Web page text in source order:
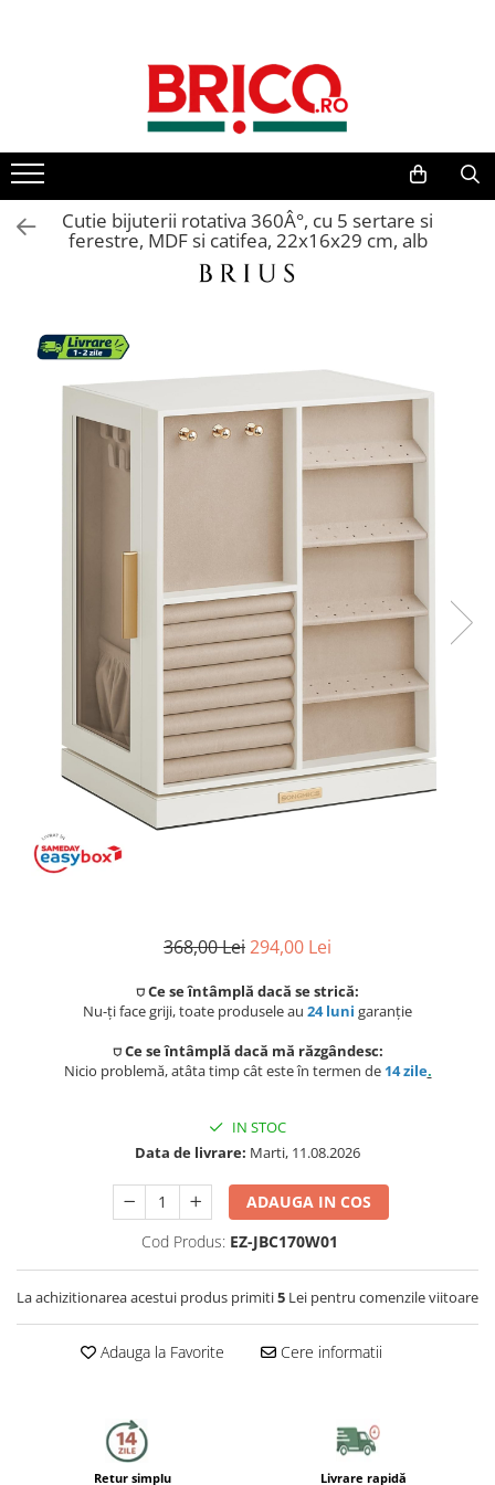
Toate Produsele
Baterii bucatarie
Baterii bideu si dus igienic
Accesorii baterii
Sisteme de dus
Sisteme de dus incastrate
Brate si palarii dus
Rigole si scurgere dus
Pare, furtunuri si accesorii
Accesorii dus
Seturi WC complete
Clapete de actionare
Ingrijire personala
Placi de indreptat parul
Perii de par electrice
Cantare corporale
Mobilier pentru baie
Cutie bijuterii rotativa 360Â°, cu 5 sertare si
ferestre, MDF si catifea, 22x16x29 cm, alb
368,00 Lei294,00 Lei
⛉ Ce se întâmplă dacă se strică:
Nu-ți face griji, toate produsele au 24 luni garanție
⛉ Ce se întâmplă dacă mă răzgândesc:
Nicio problemă, atâta timp cât este în termen de 14 zile.
IN STOC
Data de livrare: Marti, 11.08.2026
ADAUGA IN COS
Cod Produs: EZ-JBC170W01
La achizitionarea acestui produs primiti5 Lei pentru comenzile viitoare
Adauga la Favorite Cere informatii
Retur simplu Livrare rapidă